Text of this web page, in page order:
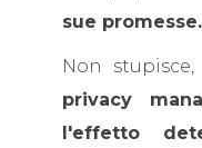
sue promesse.
Non
privacy
l'effetto